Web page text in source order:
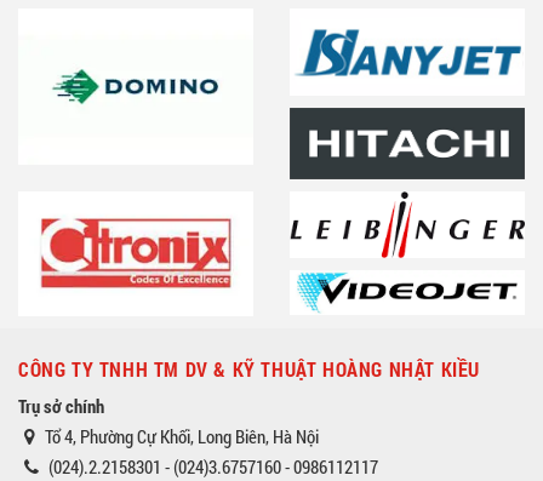
CÔNG TY TNHH TM DV & KỸ THUẬT HOÀNG NHẬT KIỀU
Trụ sở chính
Tổ 4, Phường Cự Khối, Long Biên, Hà Nội
(024).2.2158301 - (024)3.6757160 - 0986112117